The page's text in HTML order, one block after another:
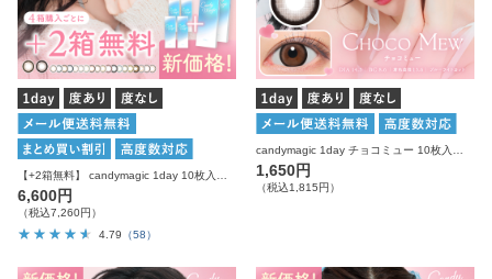
【+2箱無料】 candymagic 1day 10枚入り×6箱 計60枚 キャンディーマジック カラコン
6,600円
（税込7,260円）
4.79 （58）
candymagic 1day チョコミュー 10枚入り キャンディーマジック カラコン
1,650円
（税込1,815円）